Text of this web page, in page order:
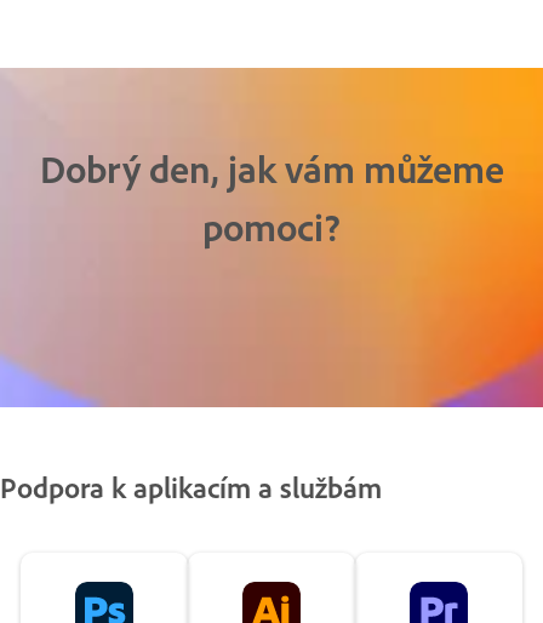
Dobrý den, jak vám můžeme
pomoci?
Podpora k aplikacím a službám